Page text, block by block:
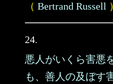
（ Bertrand Russell ）
24.
悪人がいくら害悪
も、善人の及ぼす